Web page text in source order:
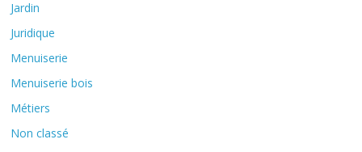
Jardin
Juridique
Menuiserie
Menuiserie bois
Métiers
Non classé